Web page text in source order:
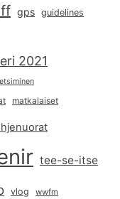
gps guidelines
2021
matkalaiset
tee-se-itse
vlog wwfm